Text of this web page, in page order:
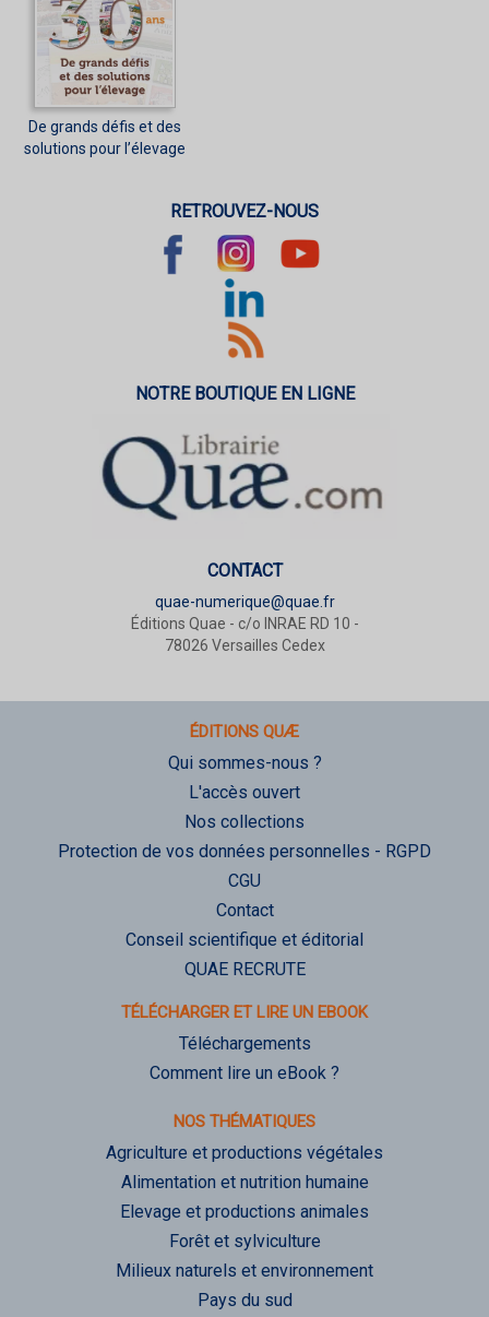
De grands défis et des
solutions pour l’élevage
RETROUVEZ-NOUS
NOTRE BOUTIQUE EN LIGNE
CONTACT
quae-numerique@quae.fr
Éditions Quae - c/o INRAE RD 10 -
78026 Versailles Cedex
ÉDITIONS QUÆ
Qui sommes-nous ?
L'accès ouvert
Nos collections
Protection de vos données personnelles - RGPD
CGU
Contact
Conseil scientifique et éditorial
QUAE RECRUTE
TÉLÉCHARGER ET LIRE UN EBOOK
Téléchargements
Comment lire un eBook ?
NOS THÉMATIQUES
Agriculture et productions végétales
Alimentation et nutrition humaine
Elevage et productions animales
Forêt et sylviculture
Milieux naturels et environnement
Pays du sud